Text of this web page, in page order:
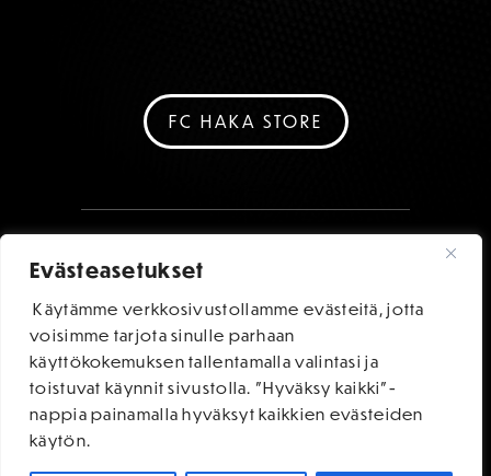
Evästeasetukset
Käytämme verkkosivustollamme evästeitä, jotta
voisimme tarjota sinulle parhaan
käyttökokemuksen tallentamalla valintasi ja
toistuvat käynnit sivustolla. "Hyväksy kaikki"-
nappia painamalla hyväksyt kaikkien evästeiden
käytön.
FC HAKA STORE